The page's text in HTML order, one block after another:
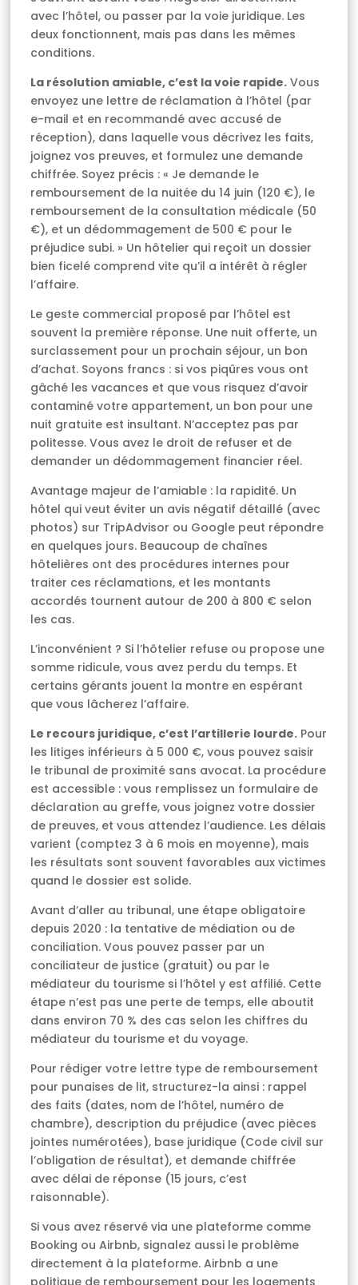
avec l’hôtel, ou passer par la voie juridique. Les
deux fonctionnent, mais pas dans les mêmes
conditions.
La résolution amiable, c’est la voie rapide. Vous
envoyez une lettre de réclamation à l’hôtel (par
e-mail et en recommandé avec accusé de
réception), dans laquelle vous décrivez les faits,
joignez vos preuves, et formulez une demande
chiffrée. Soyez précis : « Je demande le
remboursement de la nuitée du 14 juin (120 €), le
remboursement de la consultation médicale (50
€), et un dédommagement de 500 € pour le
préjudice subi. » Un hôtelier qui reçoit un dossier
bien ficelé comprend vite qu’il a intérêt à régler
l’affaire.
Le geste commercial proposé par l’hôtel est
souvent la première réponse. Une nuit offerte, un
surclassement pour un prochain séjour, un bon
d’achat. Soyons francs : si vos piqûres vous ont
gâché les vacances et que vous risquez d’avoir
contaminé votre appartement, un bon pour une
nuit gratuite est insultant. N’acceptez pas par
politesse. Vous avez le droit de refuser et de
demander un dédommagement financier réel.
Avantage majeur de l’amiable : la rapidité. Un
hôtel qui veut éviter un avis négatif détaillé (avec
photos) sur TripAdvisor ou Google peut répondre
en quelques jours. Beaucoup de chaînes
hôtelières ont des procédures internes pour
traiter ces réclamations, et les montants
accordés tournent autour de 200 à 800 € selon
les cas.
L’inconvénient ? Si l’hôtelier refuse ou propose une
somme ridicule, vous avez perdu du temps. Et
certains gérants jouent la montre en espérant
que vous lâcherez l’affaire.
Le recours juridique, c’est l’artillerie lourde. Pour
les litiges inférieurs à 5 000 €, vous pouvez saisir
le tribunal de proximité sans avocat. La procédure
est accessible : vous remplissez un formulaire de
déclaration au greffe, vous joignez votre dossier
de preuves, et vous attendez l’audience. Les délais
varient (comptez 3 à 6 mois en moyenne), mais
les résultats sont souvent favorables aux victimes
quand le dossier est solide.
Avant d’aller au tribunal, une étape obligatoire
depuis 2020 : la tentative de médiation ou de
conciliation. Vous pouvez passer par un
conciliateur de justice (gratuit) ou par le
médiateur du tourisme si l’hôtel y est affilié. Cette
étape n’est pas une perte de temps, elle aboutit
dans environ 70 % des cas selon les chiffres du
médiateur du tourisme et du voyage.
Pour rédiger votre lettre type de remboursement
pour punaises de lit, structurez-la ainsi : rappel
des faits (dates, nom de l’hôtel, numéro de
chambre), description du préjudice (avec pièces
jointes numérotées), base juridique (Code civil sur
l’obligation de résultat), et demande chiffrée
avec délai de réponse (15 jours, c’est
raisonnable).
Si vous avez réservé via une plateforme comme
Booking ou Airbnb, signalez aussi le problème
directement à la plateforme. Airbnb a une
politique de remboursement pour les logements